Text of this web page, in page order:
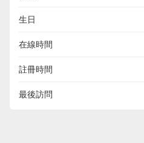
生日
在線時間
註冊時間
最後訪問